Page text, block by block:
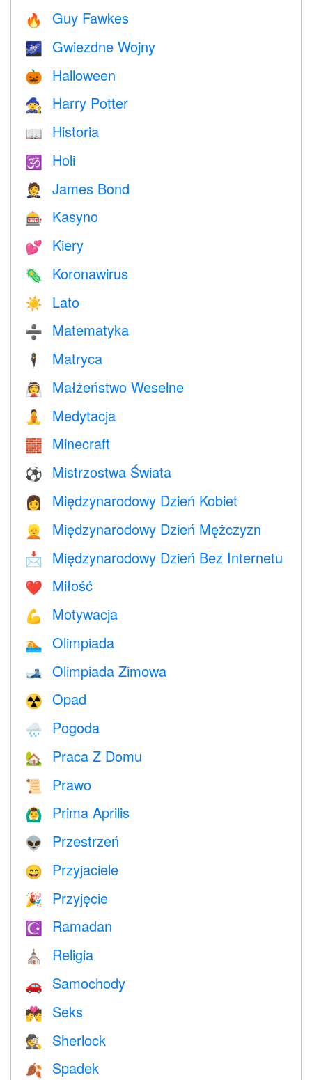
🔥 Guy Fawkes
🌌 Gwiezdne Wojny
🎃 Halloween
🧙 Harry Potter
📖 Historia
🕉 Holi
🤵 James Bond
🎰 Kasyno
💕 Kiery
🦠 Koronawirus
☀️ Lato
➗ Matematyka
🕴️ Matryca
👰 Małżeństwo Weselne
🧘 Medytacja
🧱 Minecraft
⚽ Mistrzostwa Świata
👩 Międzynarodowy Dzień Kobiet
👱 Międzynarodowy Dzień Mężczyzn
📩 Międzynarodowy Dzień Bez Internetu
❤️️ Miłość
💪 Motywacja
🏊 Olimpiada
🎿 Olimpiada Zimowa
☢️ Opad
🌧 Pogoda
🏡 Praca Z Domu
📜 Prawo
🙆‍♂️ Prima Aprilis
👽 Przestrzeń
😄 Przyjaciele
🎉 Przyjęcie
☪️ Ramadan
⛪️ Religia
🚗 Samochody
💏 Seks
🕵️ Sherlock
🍂 Spadek